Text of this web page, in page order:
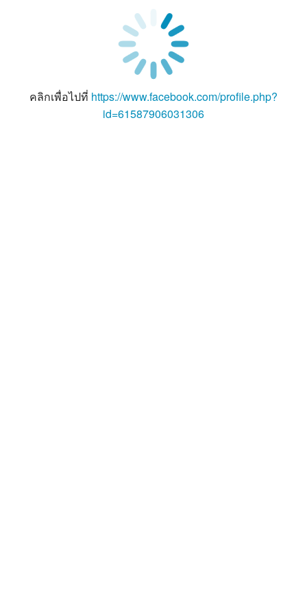
คลิกเพื่อไปที่ https://www.facebook.com/profile.php?
id=61587906031306